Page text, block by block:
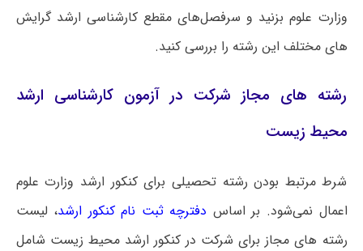
وزارت علوم بزنید و سرفصل‌های مقطع کارشناسی ارشد گرایش
های مختلف این رشته را بررسی کنید.
رشته های مجاز شرکت در آزمون کارشناسی ارشد
محیط زیست
شرط مرتبط بودن رشته تحصیلی برای کنکور ارشد وزارت علوم
اعمال نمی‌شود. بر اساس دفترچه ثبت نام کنکور ارشد، لیست
رشته های مجاز برای شرکت در کنکور ارشد محیط زیست شامل